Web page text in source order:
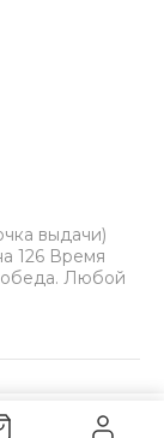
Купить
выдачи)
126 Время
обеда. Любой
BELCARD